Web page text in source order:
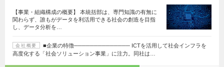
【事業・組織構成の概要】 本統括部は、専門知識の有無に
関わらず、誰もがデータを利活用できる社会の創造を目指
し、データ分析を…
会社概要
■企業の特徴────────────── ICTを活用して社会インフラを
高度化する「社会ソリューション事業」に注力。同社は…